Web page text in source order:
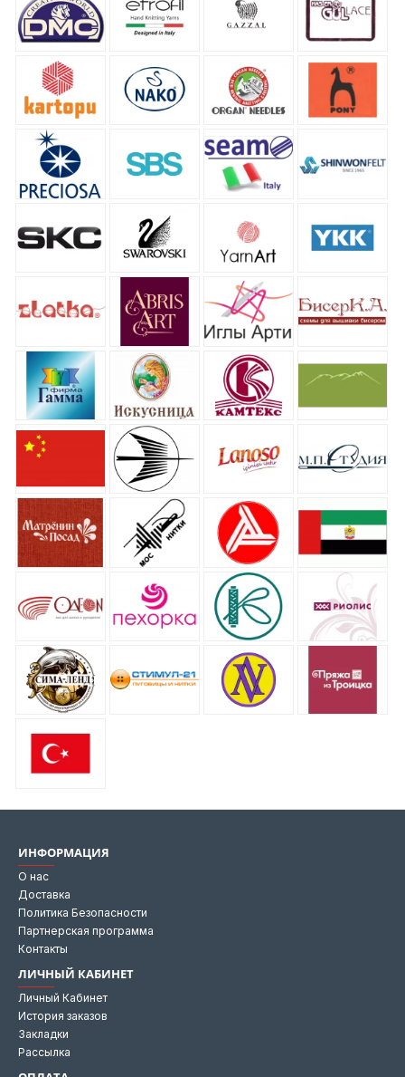
ИНФОРМАЦИЯ
О нас
Доставка
Политика Безопасности
Партнерская программа
Контакты
ЛИЧНЫЙ КАБИНЕТ
Личный Кабинет
История заказов
Закладки
Рассылка